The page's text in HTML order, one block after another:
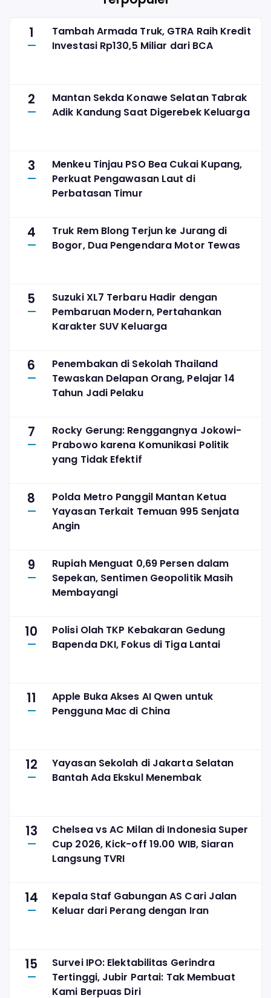
1
Tambah Armada Truk, GTRA Raih Kredit
Investasi Rp130,5 Miliar dari BCA
2
Mantan Sekda Konawe Selatan Tabrak
Adik Kandung Saat Digerebek Keluarga
3
Menkeu Tinjau PSO Bea Cukai Kupang,
Perkuat Pengawasan Laut di
Perbatasan Timur
4
Truk Rem Blong Terjun ke Jurang di
Bogor, Dua Pengendara Motor Tewas
5
Suzuki XL7 Terbaru Hadir dengan
Pembaruan Modern, Pertahankan
Karakter SUV Keluarga
6
Penembakan di Sekolah Thailand
Tewaskan Delapan Orang, Pelajar 14
Tahun Jadi Pelaku
7
Rocky Gerung: Renggangnya Jokowi-
Prabowo karena Komunikasi Politik
yang Tidak Efektif
8
Polda Metro Panggil Mantan Ketua
Yayasan Terkait Temuan 995 Senjata
Angin
9
Rupiah Menguat 0,69 Persen dalam
Sepekan, Sentimen Geopolitik Masih
Membayangi
10
Polisi Olah TKP Kebakaran Gedung
Bapenda DKI, Fokus di Tiga Lantai
11
Apple Buka Akses AI Qwen untuk
Pengguna Mac di China
12
Yayasan Sekolah di Jakarta Selatan
Bantah Ada Ekskul Menembak
13
Chelsea vs AC Milan di Indonesia Super
Cup 2026, Kick-off 19.00 WIB, Siaran
Langsung TVRI
14
Kepala Staf Gabungan AS Cari Jalan
Keluar dari Perang dengan Iran
15
Survei IPO: Elektabilitas Gerindra
Tertinggi, Jubir Partai: Tak Membuat
Kami Berpuas Diri